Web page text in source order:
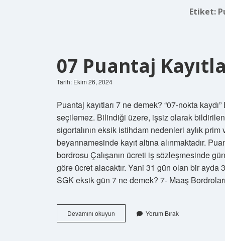
Etiket:
07 Puantaj
Tarih: Ekim 26, 2024
Puantaj kayıtları 7 ne demek? “07-nokta
seçilemez. Bilindiği üzere, işsiz olarak
sigortalının eksik istihdam nedenleri aylık
beyannamesinde kayıt altına alınmaktadır.
bordrosu Çalışanın ücreti iş sözleşmesinde
göre ücret alacaktır. Yani 31 gün olan bir
SGK eksik gün 7 ne demek? 7- Maaş
Devamını okuyun
Puantaj
Yorum Bırak